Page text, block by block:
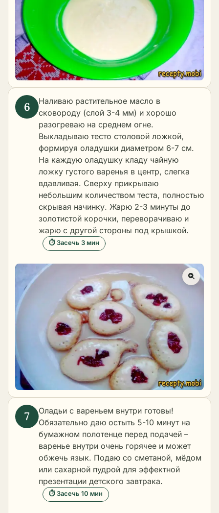
Наливаю растительное масло в
сковороду (слой 3-4 мм) и хорошо
разогреваю на среднем огне.
Выкладываю тесто столовой ложкой,
формируя оладушки диаметром 6-7 см.
На каждую оладушку кладу чайную
ложку густого варенья в центр, слегка
вдавливая. Сверху прикрываю
небольшим количеством теста, полностью
скрывая начинку. Жарю 2-3 минуты до
золотистой корочки, переворачиваю и
жарю с другой стороны под крышкой.
⏱ Засечь 3 мин
Оладьи с вареньем внутри готовы!
Обязательно даю остыть 5-10 минут на
бумажном полотенце перед подачей –
варенье внутри очень горячее и может
обжечь язык. Подаю со сметаной, мёдом
или сахарной пудрой для эффектной
презентации детского завтрака.
⏱ Засечь 10 мин